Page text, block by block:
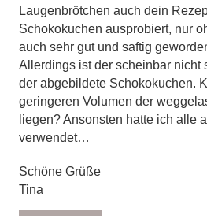
Laugenbrötchen auch dein
Schokokuchen ausprobiert, nur
auch sehr gut und saftig
Allerdings ist der scheinbar nicht
der abgebildete Schokokuchen.
geringeren Volumen der
liegen? Ansonsten hatte ich alle
verwendet…
Schöne Grüße
Tina